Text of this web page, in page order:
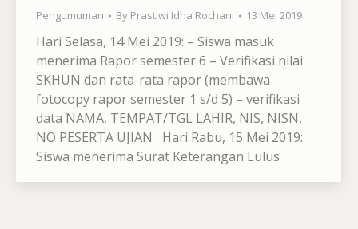
Pengumuman By Prastiwi Idha Rochani 13 Mei 2019
Hari Selasa, 14 Mei 2019: – Siswa masuk
menerima Rapor semester 6 – Verifikasi nilai
SKHUN dan rata-rata rapor (membawa
fotocopy rapor semester 1 s/d 5) – verifikasi
data NAMA, TEMPAT/TGL LAHIR, NIS, NISN,
NO PESERTA UJIAN Hari Rabu, 15 Mei 2019:
Siswa menerima Surat Keterangan Lulus